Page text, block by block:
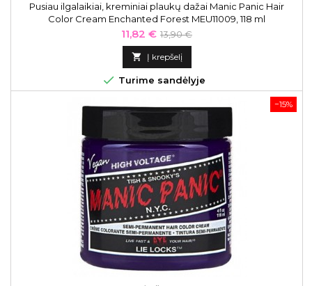
Pusiau ilgalaikiai, kreminiai plaukų dažai Manic Panic Hair
Color Cream Enchanted Forest MEU11009, 118 ml
Kaina
11,82 € Bazinė
kaina
13,90 €
 Į krepšelį
 Turime sandėlyje
−15%